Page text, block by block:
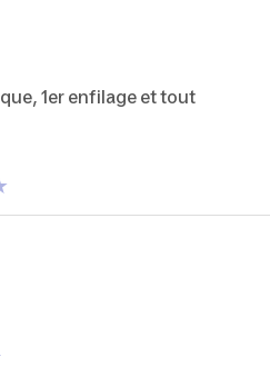
1er enfilage et tout